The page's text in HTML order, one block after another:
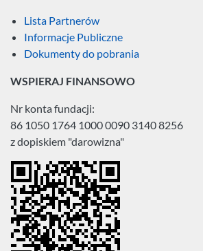
Lista Partnerów
Informacje Publiczne
Dokumenty do pobrania
WSPIERAJ FINANSOWO
Nr konta fundacji:
86 1050 1764 1000 0090 3140 8256
z dopiskiem "darowizna"